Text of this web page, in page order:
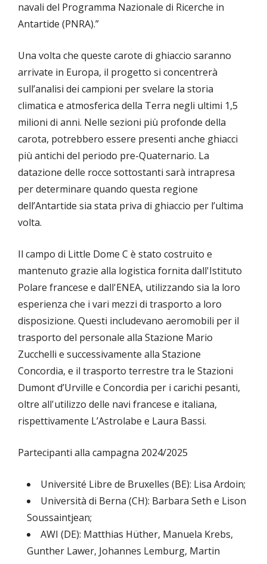
navali del Programma Nazionale di Ricerche in
Antartide (PNRA).”
Una volta che queste carote di ghiaccio saranno
arrivate in Europa, il progetto si concentrerà
sull’analisi dei campioni per svelare la storia
climatica e atmosferica della Terra negli ultimi 1,5
milioni di anni. Nelle sezioni più profonde della
carota, potrebbero essere presenti anche ghiacci
più antichi del periodo pre-Quaternario. La
datazione delle rocce sottostanti sarà intrapresa
per determinare quando questa regione
dell’Antartide sia stata priva di ghiaccio per l’ultima
volta.
Il campo di Little Dome C è stato costruito e
mantenuto grazie alla logistica fornita dall'Istituto
Polare francese e dall'ENEA, utilizzando sia la loro
esperienza che i vari mezzi di trasporto a loro
disposizione. Questi includevano aeromobili per il
trasporto del personale alla Stazione Mario
Zucchelli e successivamente alla Stazione
Concordia, e il trasporto terrestre tra le Stazioni
Dumont d’Urville e Concordia per i carichi pesanti,
oltre all'utilizzo delle navi francese e italiana,
rispettivamente L’Astrolabe e Laura Bassi.
Partecipanti alla campagna 2024/2025
Université Libre de Bruxelles (BE): Lisa Ardoin;
Università di Berna (CH): Barbara Seth e Lison
Soussaintjean;
AWI (DE): Matthias Hüther, Manuela Krebs,
Gunther Lawer, Johannes Lemburg, Martin